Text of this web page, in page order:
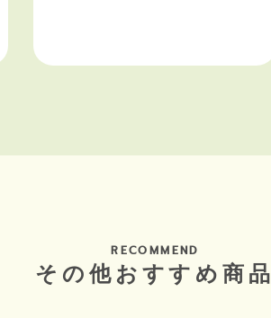
RECOMMEND
その他おすすめ商品